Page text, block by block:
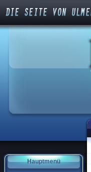
Hauptmenü